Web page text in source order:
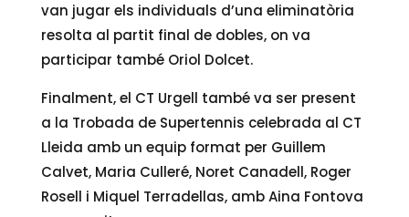
van jugar els individuals d’una eliminatòria
resolta al partit final de dobles, on va
participar també Oriol Dolcet.
Finalment, el CT Urgell també va ser present
a la Trobada de Supertennis celebrada al CT
Lleida amb un equip format per Guillem
Calvet, Maria Culleré, Noret Canadell, Roger
Rosell i Miquel Terradellas, amb Aina Fontova